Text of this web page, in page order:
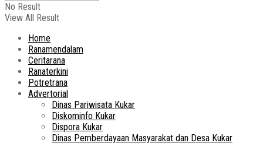
No Result
View All Result
Home
Ranamendalam
Ceritarana
Ranaterkini
Potretrana
Advertorial
Dinas Pariwisata Kukar
Diskominfo Kukar
Dispora Kukar
Dinas Pemberdayaan Masyarakat dan Desa Kukar